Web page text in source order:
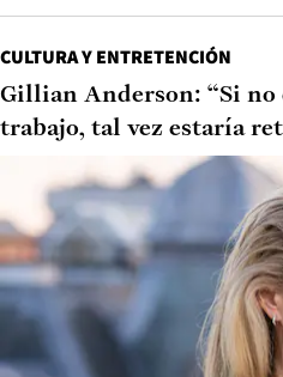
CULTURA Y ENTRETENCIÓN
Gillian Anderson: “Si
trabajo, tal vez estaría